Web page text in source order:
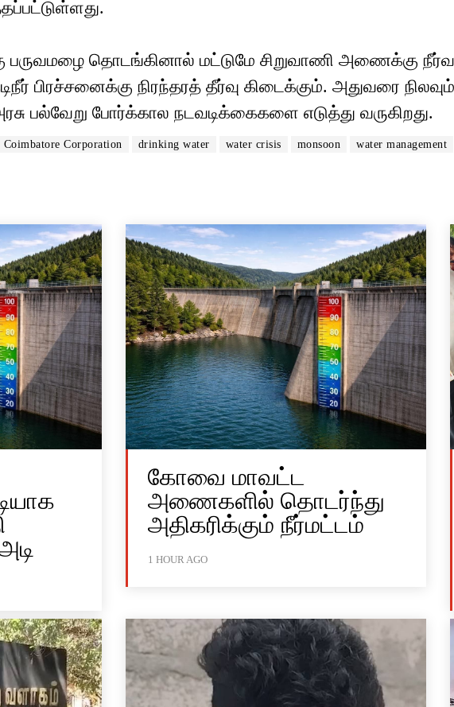
பருவமழை தொடங்கினால் மட்டுமே சிறுவாணி அணைக்கு
பிரச்சனைக்கு நிரந்தரத் தீர்வு கிடைக்கும். அதுவரை நிலவும்
பல்வேறு போர்க்கால நடவடிக்கைகளை எடுத்து வருகிறது.
Coimbatore Corporation drinking water water crisis monsoon
water management
கோவை மாவட்ட
அணைகளில் தொடர்ந்து
அதிகரிக்கும் நீர்மட்டம்
1 HOUR AGO